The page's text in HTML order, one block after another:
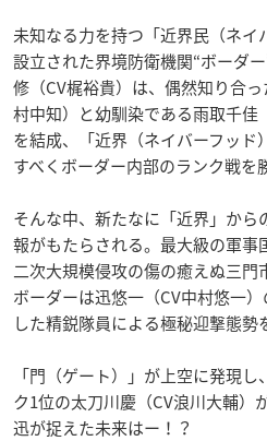
未知なる力を持つ「近界民（ネイ
設立された界境防衛機関“ボーダ
修（CV梶裕貴）は、偶然知り合
村中知）と幼馴染である雨取千佳
を結成、「近界（ネイバーフッ
すべくボーダー内部のランク戦を
そんな中、新たなに「近界」か
報がもたらされる。最大級の軍
二次大規模侵攻の傷の癒えぬ三
ボーダーは迅悠一（CV中村悠一
した精鋭隊員による極秘迎撃態勢
「門（ゲート）」が上空に発現
ク1位の太刀川慶（CV浪川大輔）
迅が捉えた未来はー！？